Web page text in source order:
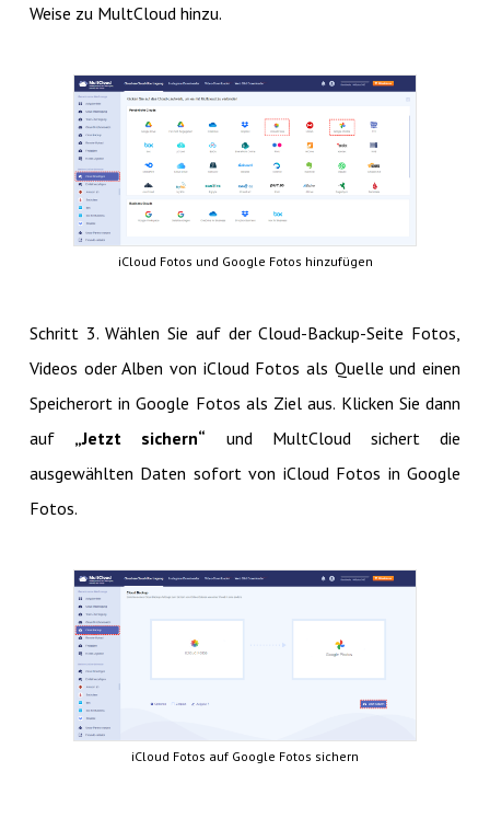
Weise zu MultCloud hinzu.
iCloud Fotos und Google Fotos hinzufügen
Schritt 3. Wählen Sie auf der Cloud-Backup-Seite Fotos,
Videos oder Alben von iCloud Fotos als Quelle und einen
Speicherort in Google Fotos als Ziel aus. Klicken Sie dann
auf „Jetzt sichern“ und MultCloud sichert die
ausgewählten Daten sofort von iCloud Fotos in Google
Fotos.
iCloud Fotos auf Google Fotos sichern